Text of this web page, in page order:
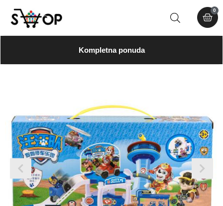
0
Kompletna ponuda